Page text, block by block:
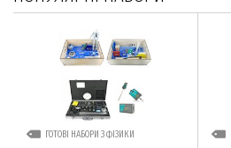
ГОТОВІ НАБОРИ З ФІЗИКИ